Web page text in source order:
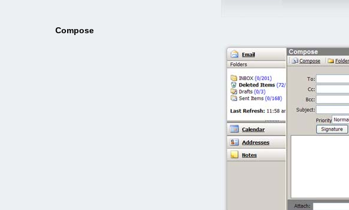
Compose